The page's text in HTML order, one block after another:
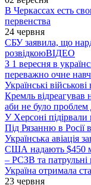
В Черкассах есть
первенства
24 червня
СБУ заявила, що
розвідкоюВІДЕО
З 1 вересня в
переважно очне
Українські
Кремль відреагував
аби не було
У Херсоні підірвали
Під Рязанню в Росії
Українська авіація
США надають $450
– РСЗВ та патрульні
Україна отримала
23 червня